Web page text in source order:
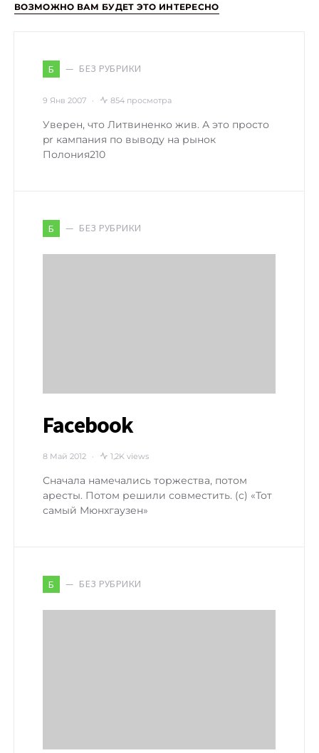
ВОЗМОЖНО ВАМ БУДЕТ ЭТО ИНТЕРЕСНО
Б БЕЗ РУБРИКИ
9 Янв 2007 854 просмотра
Уверен, что Литвиненко жив. А это просто
pr кампания по выводу на рынок
Полония210
Б БЕЗ РУБРИКИ
Facebook
8 Май 2012 1,2K views
Сначала намечались торжества, потом
аресты. Потом решили совместить. (c) «Тот
самый Мюнхгаузен»
Б БЕЗ РУБРИКИ